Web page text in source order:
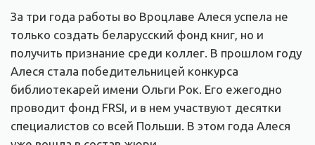
За три года работы во Вроцлаве Алеся успела не
только создать беларусский фонд книг, но и
получить признание среди коллег. В прошлом году
Алеся стала победительницей конкурса
библиотекарей имени Ольги Рок. Его ежегодно
проводит фонд FRSI, и в нем участвуют десятки
специалистов со всей Польши. В этом года Алеся